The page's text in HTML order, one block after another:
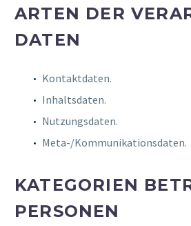
ARTEN DER
DATEN
Kontaktdaten.
Inhaltsdaten.
Nutzungsdaten.
Meta-/Kommunikationsdaten.
KATEGORIEN
PERSONEN